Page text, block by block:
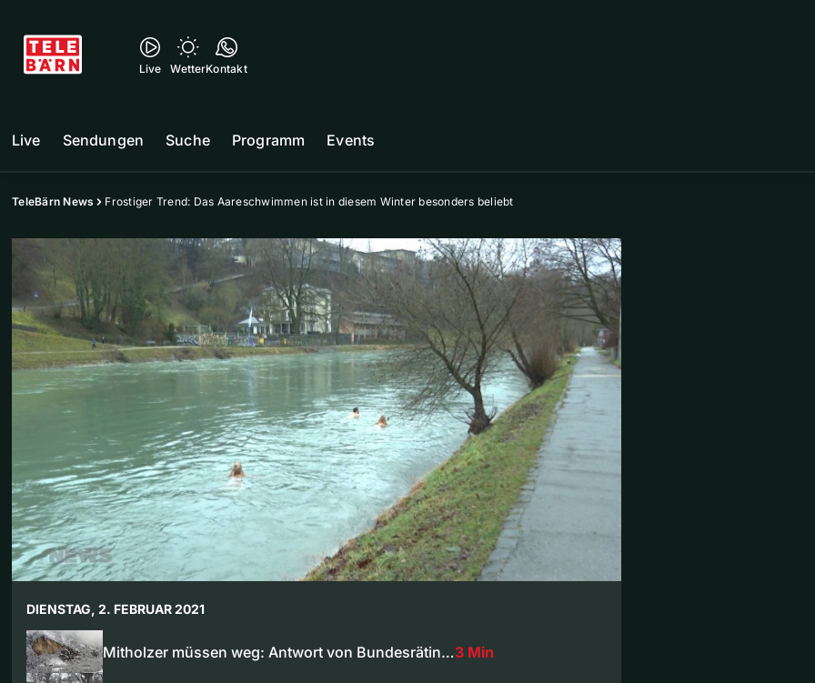
Live WetterKontakt
Live Sendungen Suche Programm Events
TeleBärn News Frostiger Trend: Das Aareschwimmen ist in diesem Winter besonders beliebt
DIENSTAG, 2. FEBRUAR 2021
Mitholzer müssen weg: Antwort von Bundesrätin…3 Min